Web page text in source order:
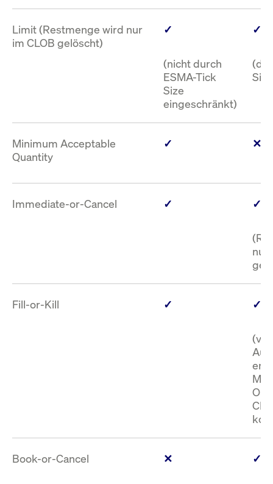
Einfache Handhabung– Machen Sie
Ihre Limit oder Market Order mit nur
einem Flag zu einer Sweep Order
Limit (Restmenge wird nur
im CLOB gelöscht)
✓
(nicht durch
ESMA-Tick
Size
eingeschränkt)
✓
Minimum Acceptable
Quantity
✓ ✕
Immediate-or-Cancel ✓ ✓
nur
Fill-or-Kill ✓ ✓
Book-or-Cancel ✕ ✓